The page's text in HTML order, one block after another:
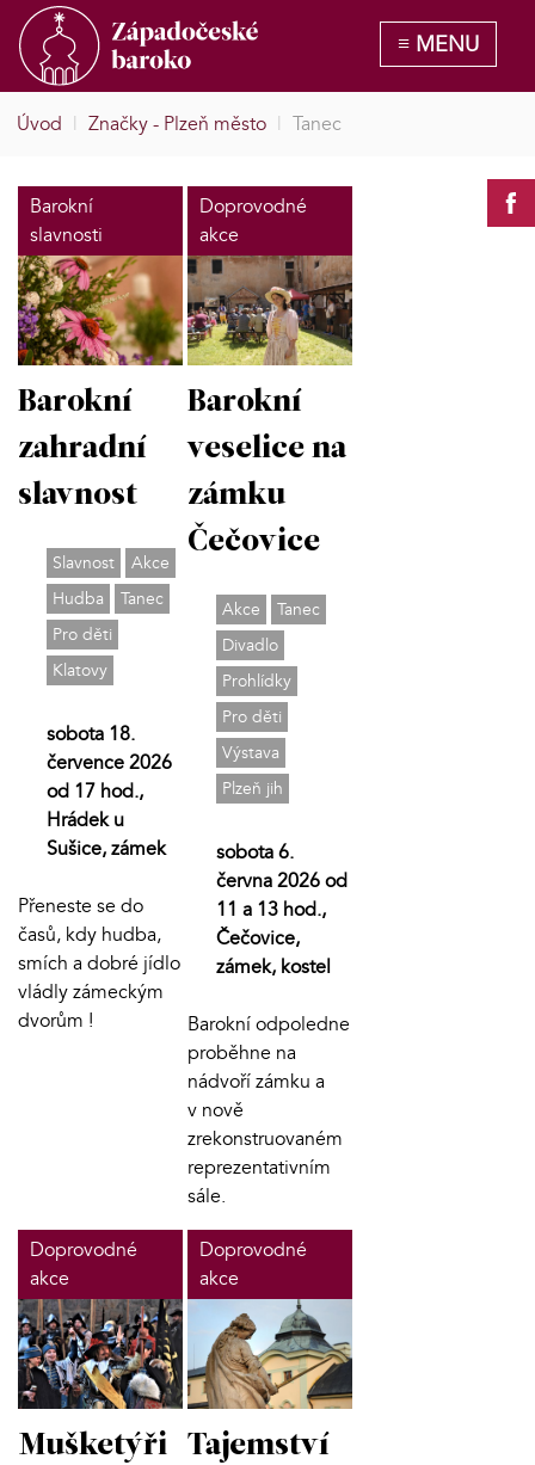
Úvod | Značky - Plzeň město | Tanec
Barokní
slavnosti
Barokní
zahradní
slavnost
Slavnost
Akce
Hudba
Tanec
Pro děti
Klatovy
sobota 18.
července 2026
od 17 hod.,
Hrádek u
Sušice, zámek
Přeneste se do
časů, kdy hudba,
smích a dobré jídlo
vládly zámeckým
dvorům !
Doprovodné
akce
Barokní
veselice na
zámku
Čečovice
Akce
Tanec
Divadlo
Prohlídky
Pro děti
Výstava
Plzeň jih
sobota 6.
června 2026 od
11 a 13 hod.,
Čečovice,
zámek, kostel
Barokní odpoledne
proběhne na
nádvoří zámku a
v nově
zrekonstruovaném
reprezentativním
sále.
Doprovodné
akce
Mušketýři
Doprovodné
akce
Tajemství